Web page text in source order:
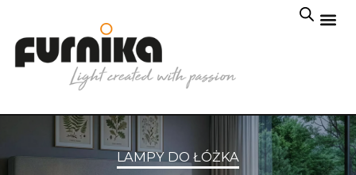
LAMPY DO ŁÓŻKA